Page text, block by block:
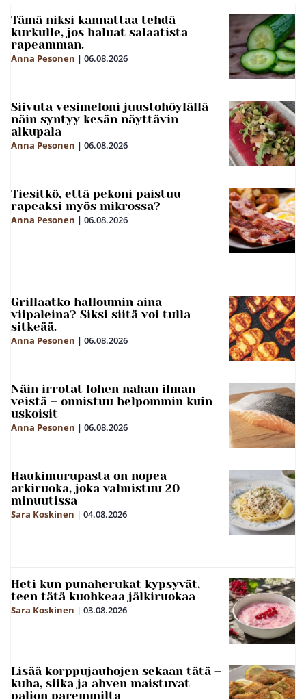
Tämä niksi kannattaa tehdä
kurkulle, jos haluat salaatista
rapeamman.
Anna Pesonen | 06.08.2026
Siivuta vesimeloni juustohöylällä –
näin syntyy kesän näyttävin
alkupala
Anna Pesonen | 06.08.2026
Tiesitkö, että pekoni paistuu
rapeaksi myös mikrossa?
Anna Pesonen | 06.08.2026
Grillaatko halloumin aina
viipaleina? Siksi siitä voi tulla
sitkeää.
Anna Pesonen | 06.08.2026
Näin irrotat lohen nahan ilman
veistä – onnistuu helpommin kuin
uskoisit
Anna Pesonen | 06.08.2026
Haukimurupasta on nopea
arkiruoka, joka valmistuu 20
minuutissa
Sara Koskinen | 04.08.2026
Heti kun punaherukat kypsyvät,
teen tätä kuohkeaa jälkiruokaa
Sara Koskinen | 03.08.2026
Lisää korppujauhojen sekaan tätä –
kuha, siika ja ahven maistuvat
paljon paremmilta